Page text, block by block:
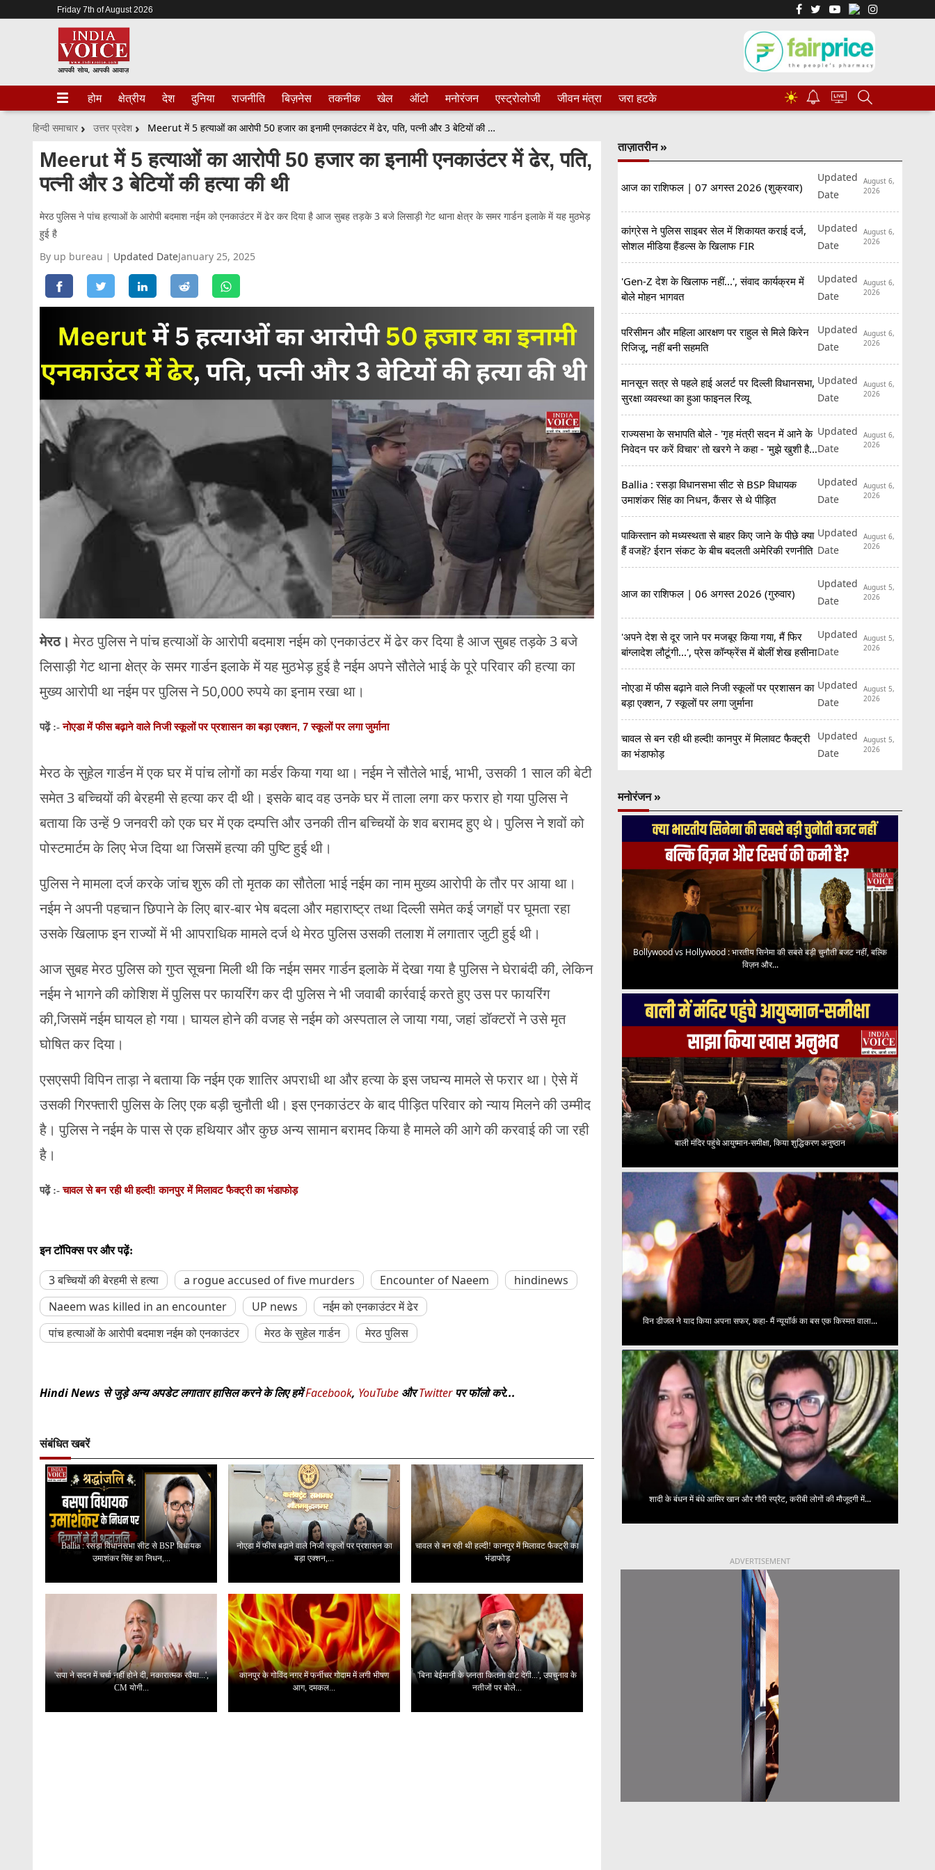
Friday 7th of August 2026
होम क्षेत्रीय देश दुनिया राजनीति बिज़नेस तकनीक खेल ऑटो मनोरंजन एस्ट्रोलोजी जीवन मंत्रा जरा हटके ☀
हिन्दी समाचार उत्तर प्रदेश Meerut में 5 हत्याओं का आरोपी 50 हजार का इनामी एनकाउंटर में ढेर, पति, पत्नी और 3 बेटियों की हत्या की थी
Meerut में 5 हत्याओं का आरोपी 50 हजार का इनामी एनकाउंटर में ढेर, पति,
पत्नी और 3 बेटियों की हत्या की थी
मेरठ पुलिस ने पांच हत्याओं के आरोपी बदमाश नईम को एनकाउंटर में ढेर कर दिया है आज सुबह तड़के 3 बजे लिसाड़ी गेट थाना क्षेत्र के समर गार्डन इलाके में यह मुठभेड़
हुई है
By up bureau
Updated DateJanuary 25, 2025
मेरठ। मेरठ पुलिस ने पांच हत्याओं के आरोपी बदमाश नईम को एनकाउंटर में ढेर कर दिया है आज सुबह तड़के 3 बजे
लिसाड़ी गेट थाना क्षेत्र के समर गार्डन इलाके में यह मुठभेड़ हुई है नईम अपने सौतेले भाई के पूरे परिवार की हत्या का
मुख्य आरोपी था नईम पर पुलिस ने 50,000 रुपये का इनाम रखा था।
पढ़ें :-नोएडा में फीस बढ़ाने वाले निजी स्कूलों पर प्रशासन का बड़ा एक्शन, 7 स्कूलों पर लगा जुर्माना
मेरठ के सुहेल गार्डन में एक घर में पांच लोगों का मर्डर किया गया था। नईम ने सौतेले भाई, भाभी, उसकी 1 साल की बेटी
समेत 3 बच्चियों की बेरहमी से हत्या कर दी थी। इसके बाद वह उनके घर में ताला लगा कर फरार हो गया पुलिस ने
बताया कि उन्हें 9 जनवरी को एक घर में एक दम्पत्ति और उनकी तीन बच्चियों के शव बरामद हुए थे। पुलिस ने शवों को
पोस्टमार्टम के लिए भेज दिया था जिसमें हत्या की पुष्टि हुई थी।
पुलिस ने मामला दर्ज करके जांच शुरू की तो मृतक का सौतेला भाई नईम का नाम मुख्य आरोपी के तौर पर आया था।
नईम ने अपनी पहचान छिपाने के लिए बार-बार भेष बदला और महाराष्ट्र तथा दिल्ली समेत कई जगहों पर घूमता रहा
उसके खिलाफ इन राज्यों में भी आपराधिक मामले दर्ज थे मेरठ पुलिस उसकी तलाश में लगातार जुटी हुई थी।
आज सुबह मेरठ पुलिस को गुप्त सूचना मिली थी कि नईम समर गार्डन इलाके में देखा गया है पुलिस ने घेराबंदी की, लेकिन
नईम ने भागने की कोशिश में पुलिस पर फायरिंग कर दी पुलिस ने भी जवाबी कार्रवाई करते हुए उस पर फायरिंग
की,जिसमें नईम घायल हो गया। घायल होने की वजह से नईम को अस्पताल ले जाया गया, जहां डॉक्टरों ने उसे मृत
घोषित कर दिया।
एसएसपी विपिन ताड़ा ने बताया कि नईम एक शातिर अपराधी था और हत्या के इस जघन्य मामले से फरार था। ऐसे में
उसकी गिरफ्तारी पुलिस के लिए एक बड़ी चुनौती थी। इस एनकाउंटर के बाद पीड़ित परिवार को न्याय मिलने की उम्मीद
है। पुलिस ने नईम के पास से एक हथियार और कुछ अन्य सामान बरामद किया है मामले की आगे की करवाई की जा रही
है।
पढ़ें :-चावल से बन रही थी हल्दी! कानपुर में मिलावट फैक्ट्री का भंडाफोड़
इन टॉपिक्स पर और पढ़ें:
3 बच्चियों की बेरहमी से हत्या a rogue accused of five murders Encounter of Naeem
hindinews
Naeem was killed in an encounter
UP news
नईम को एनकाउंटर में ढेर
पांच हत्याओं के आरोपी बदमाश नईम को एनकाउंटर
मेरठ के सुहेल गार्डन मेरठ पुलिस
Hindi News से जुड़े अन्य अपडेट लगातार हासिल करने के लिए हमेंFacebook, YouTube औरTwitterपर फॉलो करे...
संबंधित खबरें
Ballia : रसड़ा विधानसभा सीट से BSP विधायक
उमाशंकर सिंह का निधन,...
नोएडा में फीस बढ़ाने वाले निजी स्कूलों पर प्रशासन का
बड़ा एक्शन,...
चावल से बन रही थी हल्दी! कानपुर में मिलावट फैक्ट्री का
भंडाफोड़
'सपा ने सदन में चर्चा नहीं होने दी, नकारात्मक रवैया...',
CM योगी...
कानपुर के गोविंद नगर में फर्नीचर गोदाम में लगी भीषण
आग, दमकल...
'बिना बेईमानी के जनता कितना वोट देगी...', उपचुनाव के
नतीजों पर बोले...
ताज़ातरीन »
आज का राशिफल | 07 अगस्त 2026 (शुक्रवार)
Updated
Date
August 6,
2026
कांग्रेस ने पुलिस साइबर सेल में शिकायत कराई दर्ज,
सोशल मीडिया हैंडल्स के खिलाफ FIR
Updated
Date
August 6,
2026
'Gen-Z देश के खिलाफ नहीं...', संवाद कार्यक्रम में
बोले मोहन भागवत
Updated
Date
August 6,
2026
परिसीमन और महिला आरक्षण पर राहुल से मिले किरेन
रिजिजू, नहीं बनी सहमति
Updated
Date
August 6,
2026
मानसून सत्र से पहले हाई अलर्ट पर दिल्ली विधानसभा,
सुरक्षा व्यवस्था का हुआ फाइनल रिव्यू
Updated
Date
August 6,
2026
राज्यसभा के सभापति बोले - 'गृह मंत्री सदन में आने के
निवेदन पर करें विचार' तो खरगे ने कहा - 'मुझे खुशी है
कि...'
Updated
Date
August 6,
2026
Ballia : रसड़ा विधानसभा सीट से BSP विधायक
उमाशंकर सिंह का निधन, कैंसर से थे पीड़ित
Updated
Date
August 6,
2026
पाकिस्तान को मध्यस्थता से बाहर किए जाने के पीछे क्या
हैं वजहें? ईरान संकट के बीच बदलती अमेरिकी रणनीति
Updated
Date
August 6,
2026
आज का राशिफल | 06 अगस्त 2026 (गुरुवार)
Updated
Date
August 5,
2026
'अपने देश से दूर जाने पर मजबूर किया गया, मैं फिर
बांग्लादेश लौटूंगी...', प्रेस कॉन्फ्रेंस में बोलीं शेख हसीना
Updated
Date
August 5,
2026
नोएडा में फीस बढ़ाने वाले निजी स्कूलों पर प्रशासन का
बड़ा एक्शन, 7 स्कूलों पर लगा जुर्माना
Updated
Date
August 5,
2026
चावल से बन रही थी हल्दी! कानपुर में मिलावट फैक्ट्री
का भंडाफोड़
Updated
Date
August 5,
2026
मनोरंजन »
Bollywood vs Hollywood : भारतीय सिनेमा की सबसे बड़ी चुनौती बजट नहीं, बल्कि
विज़न और...
बाली मंदिर पहुंचे आयुष्मान-समीक्षा, किया शुद्धिकरण अनुष्ठान
विन डीजल ने याद किया अपना सफर, कहा- मैं न्यूयॉर्क का बस एक किस्मत वाला...
शादी के बंधन में बंधे आमिर खान और गौरी स्प्रैट, करीबी लोगों की मौजूदगी में...
ADVERTISEMENT